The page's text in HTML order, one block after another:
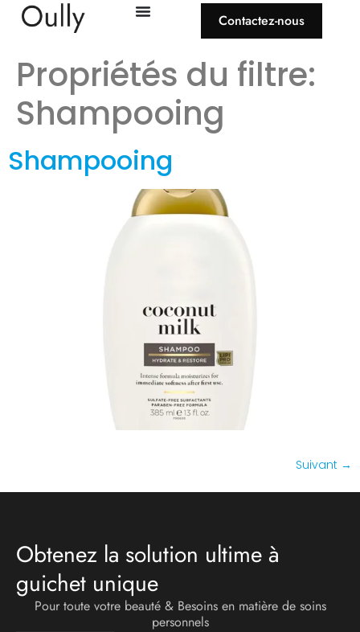
Contactez-nous
Propriétés du filtre:
Shampooing
Shampooing
Suivant →
Obtenez la solution ultime à
guichet unique
Pour toute votre beauté & Besoins en matière de soins
personnels